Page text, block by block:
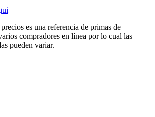
es una referencia de primas de
compradores en línea por lo cual las
pueden variar.